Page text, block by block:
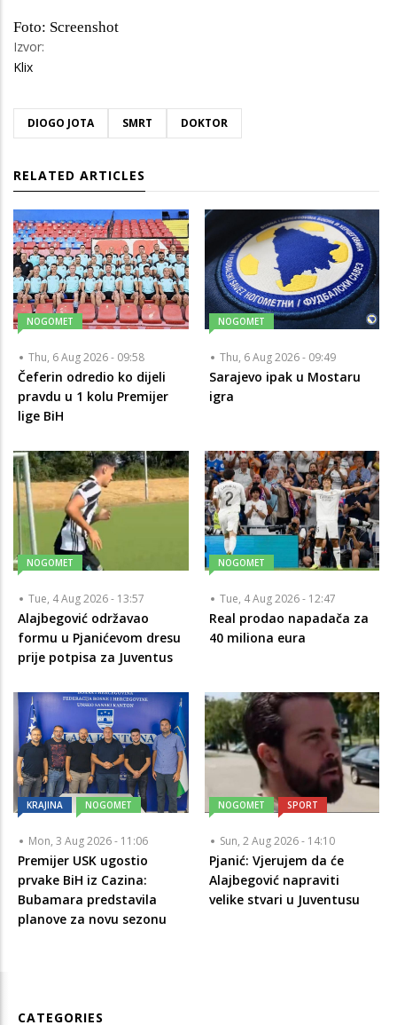
Foto: Screenshot
Izvor:
Klix
DIOGO JOTA SMRT DOKTOR
RELATED ARTICLES
NOGOMET
Thu, 6 Aug 2026 - 09:58
Čeferin odredio ko dijeli
pravdu u 1 kolu Premijer
lige BiH
NOGOMET
Thu, 6 Aug 2026 - 09:49
Sarajevo ipak u Mostaru
igra
NOGOMET
Tue, 4 Aug 2026 - 13:57
Alajbegović održavao
formu u Pjanićevom dresu
prije potpisa za Juventus
NOGOMET
Tue, 4 Aug 2026 - 12:47
Real prodao napadača za
40 miliona eura
KRAJINA NOGOMET
Mon, 3 Aug 2026 - 11:06
Premijer USK ugostio
prvake BiH iz Cazina:
Bubamara predstavila
planove za novu sezonu
NOGOMET SPORT
Sun, 2 Aug 2026 - 14:10
Pjanić: Vjerujem da će
Alajbegović napraviti
velike stvari u Juventusu
CATEGORIES